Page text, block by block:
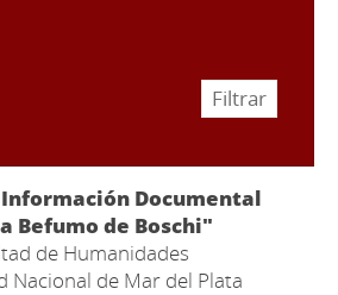
Documental
Befumo de Boschi"
de Humanidades
Nacional de Mar del Plata